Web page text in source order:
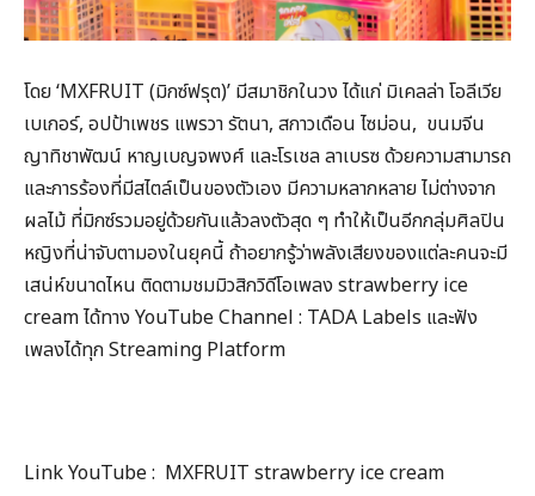
โดย ‘MXFRUIT (มิกซ์ฟรุต)’ มีสมาชิกในวง ได้แก่ มิเคลล่า โอลีเวีย
เบเกอร์, อปป้าเพชร แพรวา รัตนา, สกาวเดือน ไซม่อน, ขนมจีน
ญาทิชาพัฒน์ หาญเบญจพงศ์ และโรเชล ลาเบรซ ด้วยความสามารถ
และการร้องที่มีสไตล์เป็นของตัวเอง มีความหลากหลาย ไม่ต่างจาก
ผลไม้ ที่มิกซ์รวมอยู่ด้วยกันแล้วลงตัวสุด ๆ ทำให้เป็นอีกกลุ่มศิลปิน
หญิงที่น่าจับตามองในยุคนี้ ถ้าอยากรู้ว่าพลังเสียงของแต่ละคนจะมี
เสน่ห์ขนาดไหน ติดตามชมมิวสิกวิดีโอเพลง strawberry ice
cream ได้ทาง YouTube Channel : TADA Labels และฟัง
เพลงได้ทุก Streaming Platform
Link YouTube : MXFRUIT strawberry ice cream